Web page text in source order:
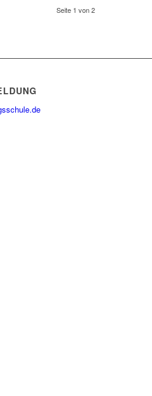
Seite 1 von 2